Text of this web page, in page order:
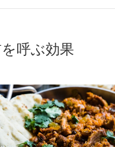
呼ぶ効果